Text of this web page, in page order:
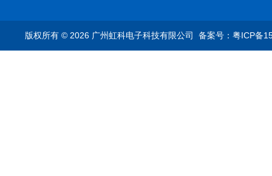
析仪
版权所有 © 2026 广州虹科电子科技有限公司 备案号：粤ICP备